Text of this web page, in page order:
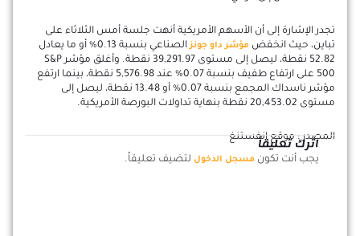
تجدر الإشارة إلى أن الأسهم الأمريكية أنهت جلسة أمس الثلاثاء على
تباين، حيث انخفض مؤشر داو جونز
الصناعي بنسبة 0.13% أو ما يعادل
52.82 نقطة، ليصل إلى مستوى 39,291.97 نقطة. وأغلق مؤشر S&P
500 على ارتفاع طفيف بنسبة 0.07% عند 5,576.98 نقطة، بينما ارتفع
مؤشر ناسداك المجمع بنسبة 0.07% أو 13.48 نقطة، ليصل إلى
مستوى 20,453.02 نقطة بنهاية تداولات البورصة الأمريكية.
المصدر : موقع انفستنغ
اترك تعليقاً
يجب أنت تكون مسجل الدخول لتضيف تعليقاً.